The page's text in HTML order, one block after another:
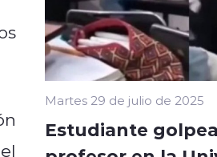
Martes 29 de julio de 2025
Estudiante